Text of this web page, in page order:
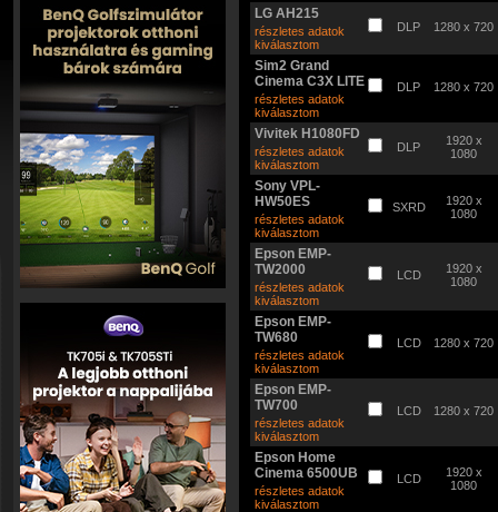
LG AH215
részletes adatok
kiválasztom
DLP 1280 x 720
Sim2 Grand
Cinema C3X LITE
részletes adatok
kiválasztom
DLP 1280 x 720
Vivitek H1080FD
részletes adatok
kiválasztom
DLP
1920 x
1080
Sony VPL-
HW50ES
részletes adatok
kiválasztom
SXRD
1920 x
1080
Epson EMP-
TW2000
részletes adatok
kiválasztom
LCD
1920 x
1080
Epson EMP-
TW680
részletes adatok
kiválasztom
LCD 1280 x 720
Epson EMP-
TW700
részletes adatok
kiválasztom
LCD 1280 x 720
Epson Home
Cinema 6500UB
részletes adatok
kiválasztom
LCD
1920 x
1080